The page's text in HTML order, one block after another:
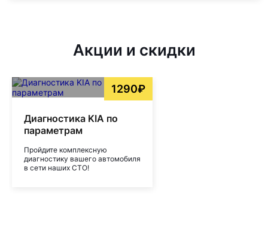
Акции и скидки
1290₽
Диагностика KIA по
параметрам
Пройдите комплексную
диагностику вашего автомобиля
в сети наших СТО!